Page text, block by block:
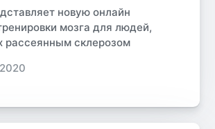
новую онлайн
мозга для людей,
рассеянным склерозом